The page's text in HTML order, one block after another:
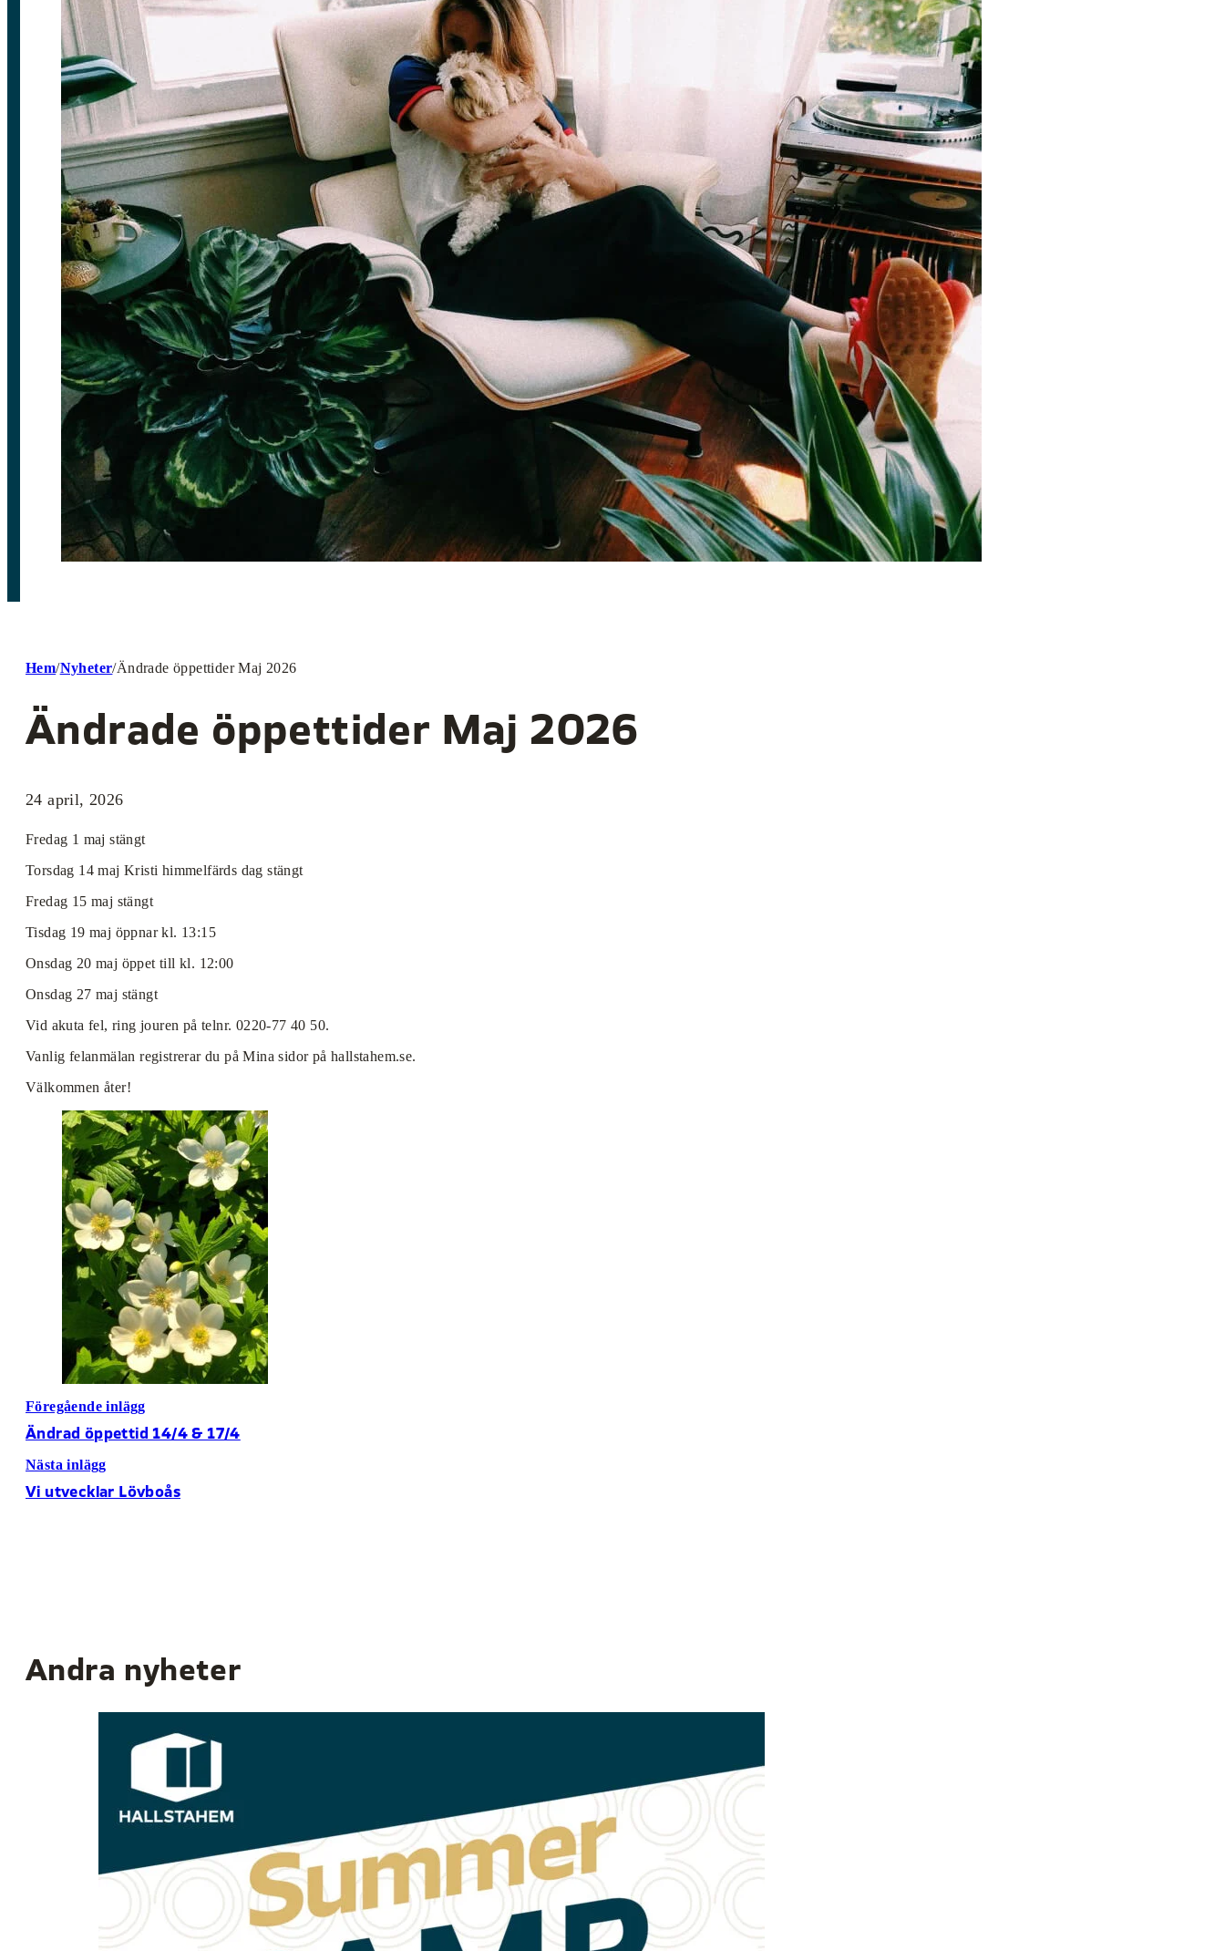
Hem/Nyheter/Ändrade öppettider Maj 2026
Ändrade öppettider Maj 2026
24 april, 2026
Fredag 1 maj stängt
Torsdag 14 maj Kristi himmelfärds dag stängt
Fredag 15 maj stängt
Tisdag 19 maj öppnar kl. 13:15
Onsdag 20 maj öppet till kl. 12:00
Onsdag 27 maj stängt
Vid akuta fel, ring jouren på telnr. 0220-77 40 50.
Vanlig felanmälan registrerar du på Mina sidor på hallstahem.se.
Välkommen åter!
Föregående inlägg
Ändrad öppettid 14/4 & 17/4
Nästa inlägg
Vi utvecklar Lövboås
Andra nyheter